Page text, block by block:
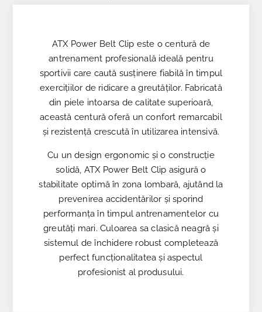
ATX Power Belt Clip este o centură de
antrenament profesională ideală pentru
sportivii care caută susținere fiabilă în timpul
exercițiilor de ridicare a greutăților. Fabricată
din piele intoarsa de calitate superioară,
această centură oferă un confort remarcabil
și rezistență crescută în utilizarea intensivă.
Cu un design ergonomic și o construcție
solidă, ATX Power Belt Clip asigură o
stabilitate optimă în zona lombară, ajutând la
prevenirea accidentărilor și sporind
performanța în timpul antrenamentelor cu
greutăți mari. Culoarea sa clasică neagră și
sistemul de închidere robust completează
perfect funcționalitatea și aspectul
profesionist al produsului.